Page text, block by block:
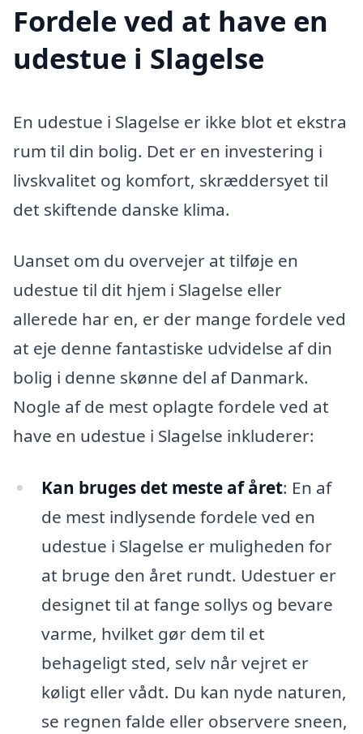
Fordele ved at have en
udestue i Slagelse
En udestue i Slagelse er ikke blot et ekstra
rum til din bolig. Det er en investering i
livskvalitet og komfort, skræddersyet til
det skiftende danske klima.
Uanset om du overvejer at tilføje en
udestue til dit hjem i Slagelse eller
allerede har en, er der mange fordele ved
at eje denne fantastiske udvidelse af din
bolig i denne skønne del af Danmark.
Nogle af de mest oplagte fordele ved at
have en udestue i Slagelse inkluderer:
Kan bruges det meste af året: En af
de mest indlysende fordele ved en
udestue i Slagelse er muligheden for
at bruge den året rundt. Udestuer er
designet til at fange sollys og bevare
varme, hvilket gør dem til et
behageligt sted, selv når vejret er
køligt eller vådt. Du kan nyde naturen,
se regnen falde eller observere sneen,